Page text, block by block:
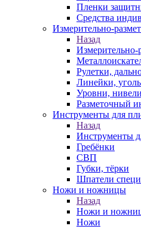
Пленки
Средства
Измерительно-
Назад
Измерительно-
Рулетки,
Линейки,
Уровни,
Разметочный
Инструменты для
Назад
Инструменты
Гребёнки
СВП
Губки, тёрки
Шпатели
Ножи и ножницы
Назад
Ножи и
Ножи